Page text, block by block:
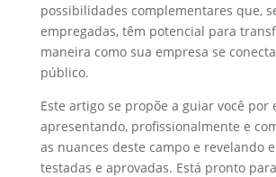
possibilidades complementares que,
empregadas, têm potencial para
maneira como sua empresa se
público.
Este artigo se propõe a guiar você por
apresentando, profissionalmente e
as nuances deste campo e revelando
testadas e aprovadas. Está pronto